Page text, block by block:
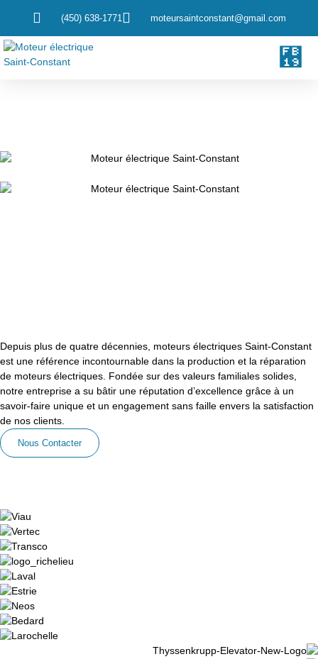
(450) 638-1771 moteursaintconstant@gmail.com
Depuis plus de quatre décennies, moteurs électriques Saint-Constant
est une référence incontournable dans la production et la réparation
de moteurs électriques. Fondée sur des valeurs familiales solides,
notre entreprise a su bâtir une réputation d’excellence grâce à un
savoir-faire unique et un engagement sans faille envers la satisfaction
de nos clients.
Nous Contacter